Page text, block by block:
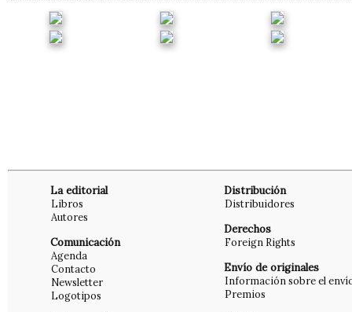
La editorial
Libros
Autores
Comunicación
Agenda
Contacto
Newsletter
Logotipos
Distribución
Distribuidores
Derechos
Foreign Rights
Envío de originales
Información sobre el
Premios